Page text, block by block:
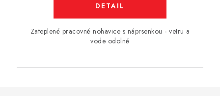
DETAIL
Zateplené pracovné nohavice s náprsenkou - vetru a
vode odolné